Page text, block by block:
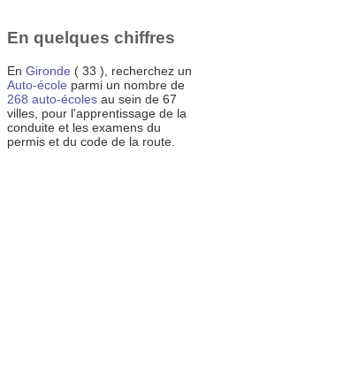
En quelques chiffres
En Gironde ( 33 ), recherchez un
Auto-école parmi un nombre de
268 auto-écoles au sein de 67
villes, pour l'apprentissage de la
conduite et les examens du
permis et du code de la route.